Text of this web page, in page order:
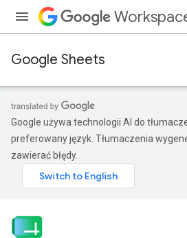
Google Sheets
Google używa technologii AI do
preferowany język. Tłumaczenia
zawierać błędy.